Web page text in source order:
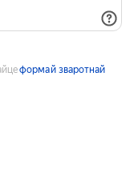
формай зваротнай